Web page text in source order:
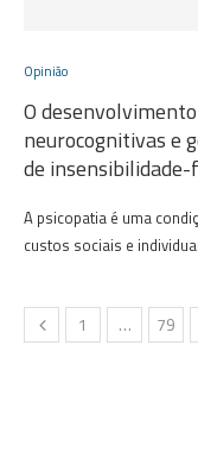
Opinião
O
neurocognitivas e
de
A psicopatia é uma
custos sociais e
1 … 79